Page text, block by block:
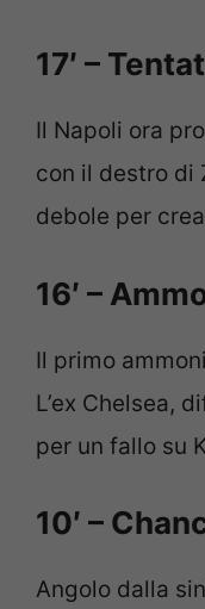
17′ –
Il Napoli ora
con il destro di
debole per
16′ –
Il primo
L’ex Chelsea,
per un fallo su
10′ –
Angolo dalla